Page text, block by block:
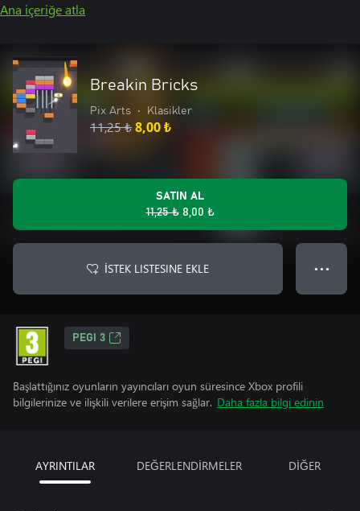
Ana içeriğe atla
Breakin Bricks
Pix Arts • Klasikler
11,25 ₺8,00 ₺
SATIN AL
11,25 ₺ 8,00 ₺
İSTEK LISTESINE EKLE ● ● ●
PEGI 3
Başlattığınız oyunların yayıncıları oyun süresince Xbox profili
bilgilerinize ve ilişkili verilere erişim sağlar. Daha fazla bilgi edinin
AYRINTILAR DEĞERLENDİRMELER DİĞER